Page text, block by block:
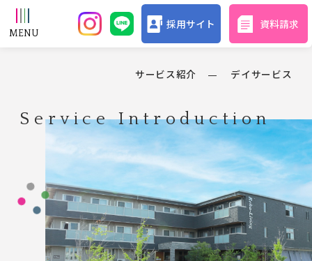
採用サイト 資料請求
サービス紹介 デイサービス
Service Introduction